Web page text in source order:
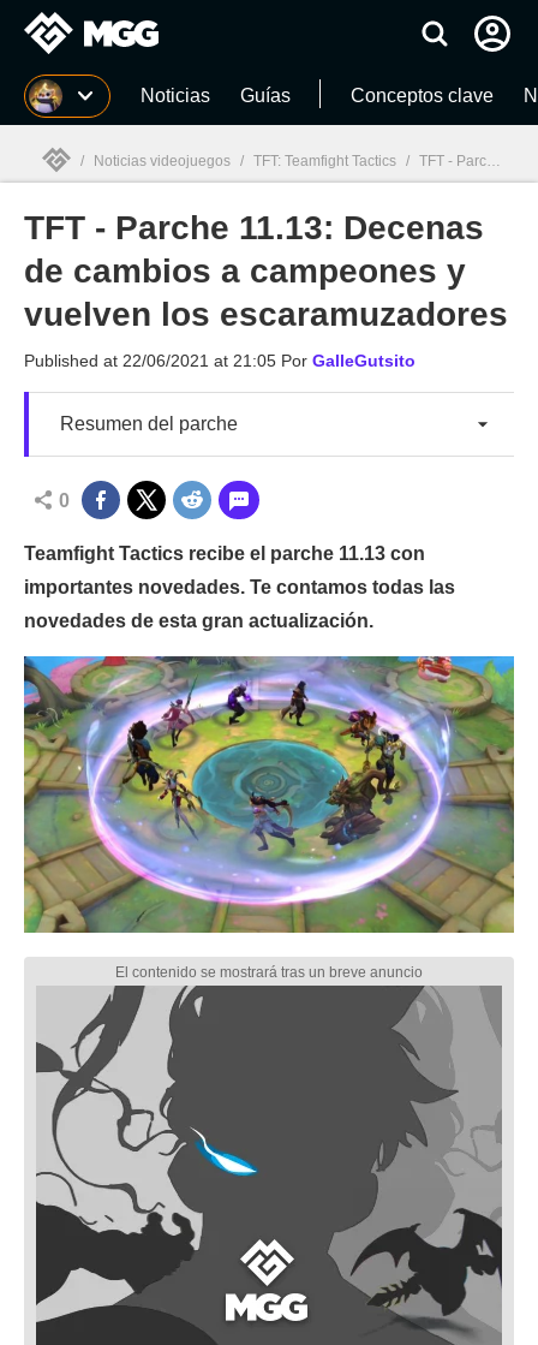
MGG Noticias Guías Conceptos clave
MGG
/ Noticias videojuegos / TFT: Teamfight Tactics / TFT - Parche 11.13: Decenas de cambios a campeones y vuelven los escaramuzadores
TFT - Parche 11.13: Decenas
de cambios a campeones y
vuelven los escaramuzadores
Published at 22/06/2021 at 21:05 Por GalleGutsito
Resumen del parche
0
Teamfight Tactics recibe el parche 11.13 con
importantes novedades. Te contamos todas las
novedades de esta gran actualización.